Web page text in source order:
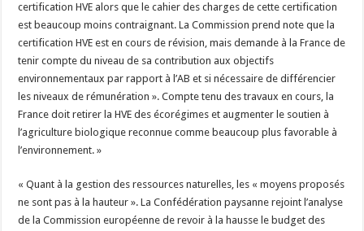
certification HVE alors que le cahier des charges de cette certification
est beaucoup moins contraignant. La Commission prend note que la
certification HVE est en cours de révision, mais demande à la France de
tenir compte du niveau de sa contribution aux objectifs
environnementaux par rapport à l’AB et si nécessaire de différencier
les niveaux de rémunération ». Compte tenu des travaux en cours, la
France doit retirer la HVE des écorégimes et augmenter le soutien à
l’agriculture biologique reconnue comme beaucoup plus favorable à
l’environnement. »
« Quant à la gestion des ressources naturelles, les « moyens proposés
ne sont pas à la hauteur ». La Confédération paysanne rejoint l’analyse
de la Commission européenne de revoir à la hausse le budget des